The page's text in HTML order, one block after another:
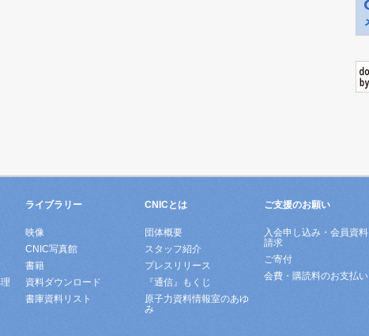
ライブラリー
映像
CNIC写真館
書籍
資料ダウンロード
書庫資料リスト
CNICとは
団体概要
スタッフ紹介
プレスリリース
『通信』もくじ
原子力資料情報室のあゆ
み
ご支援のお願い
入会申し込み・会員資料
請求
ご寄付
会費・購読料のお支払い